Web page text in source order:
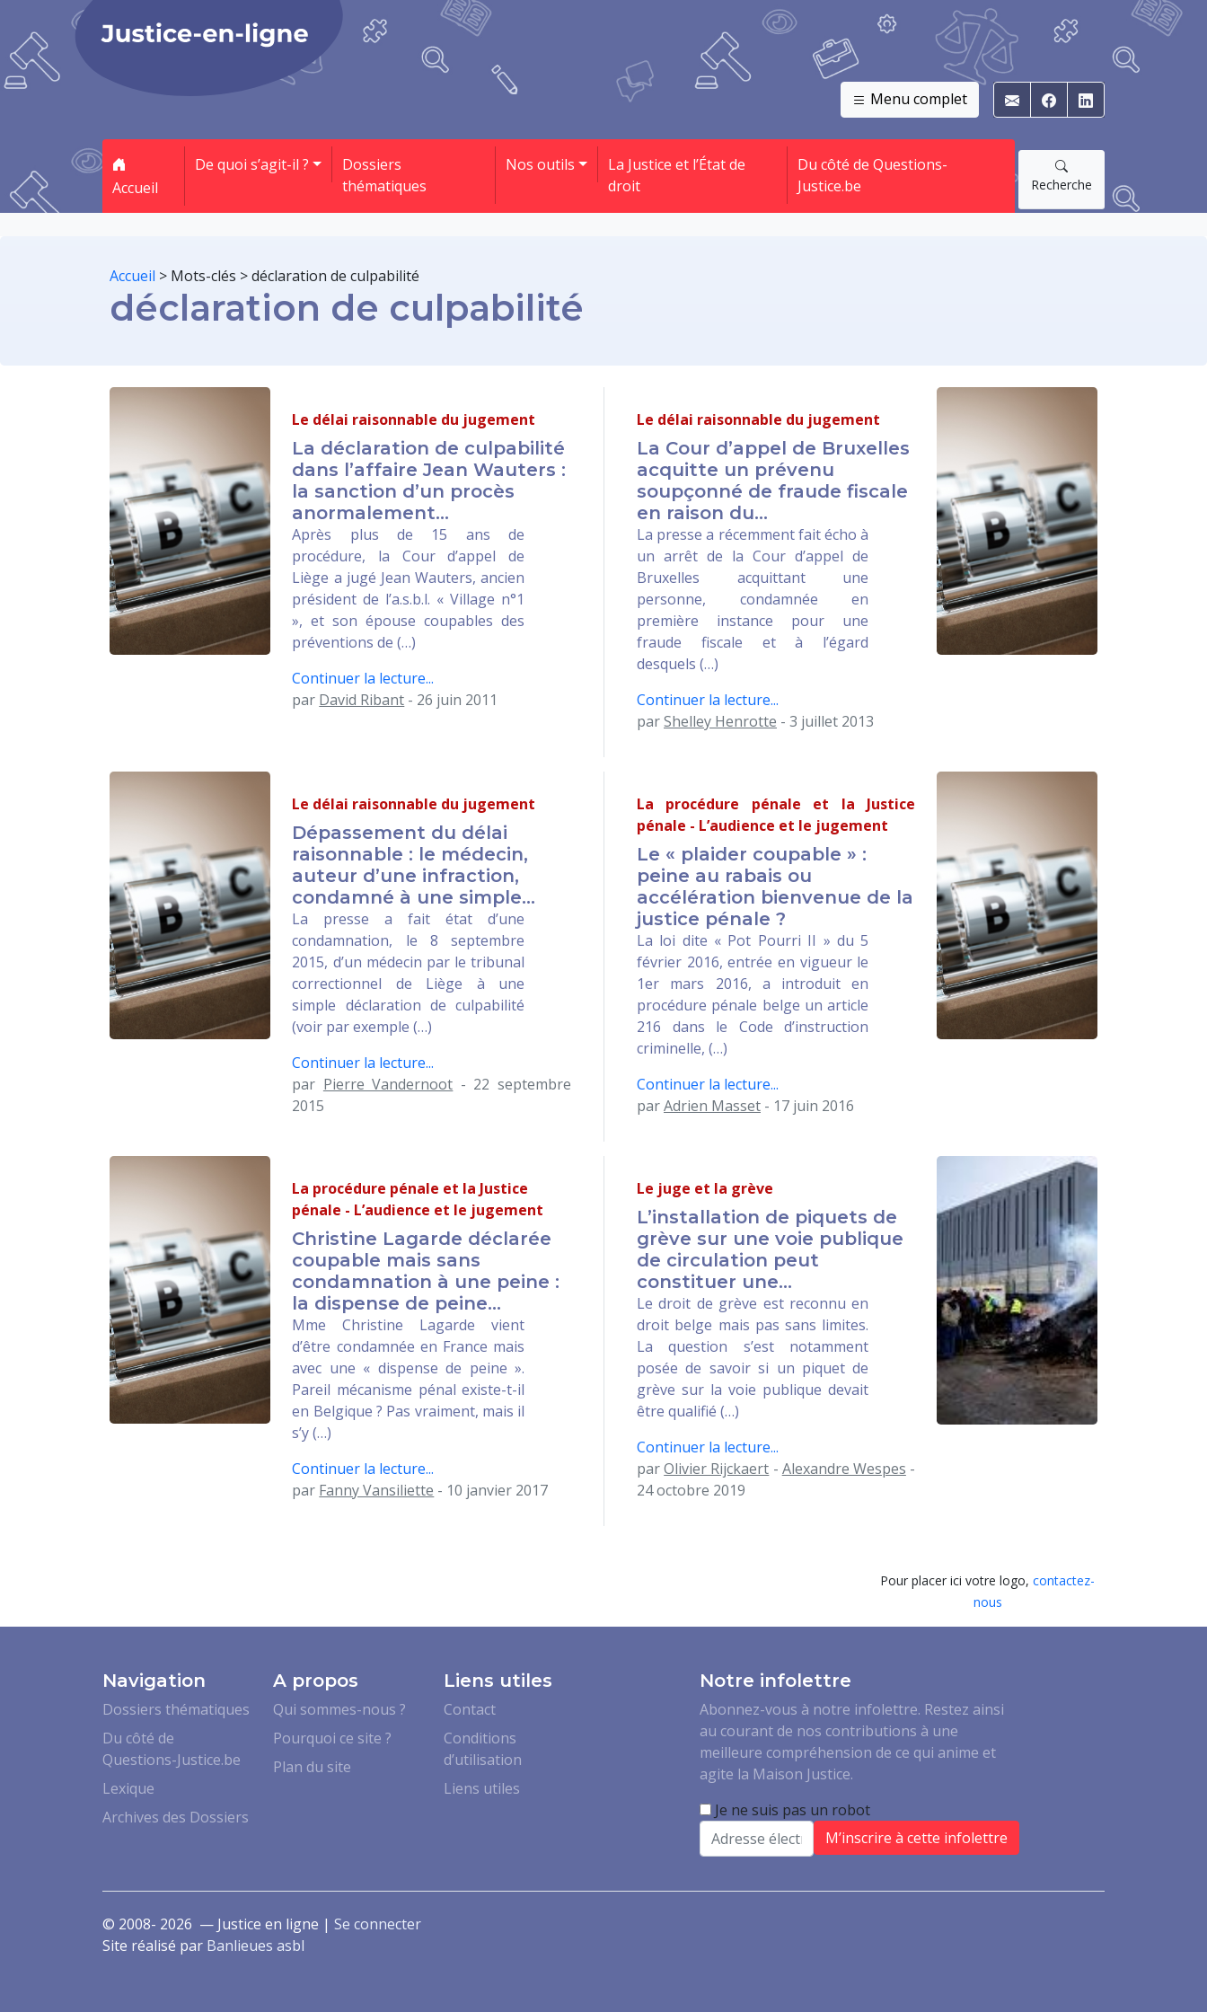
Menu complet E-mail Facebook
Accueil
De quoi s’agit-il ?
Dossiers
thématiques
Nos outils
La Justice et l’État de
droit
Du côté de Questions-
Justice.be
Recherche
Accueil > Mots-clés >déclaration de culpabilité
déclaration de culpabilité
Le délai raisonnable du jugement
La déclaration de culpabilité
dans l’affaire Jean Wauters :
la sanction d’un procès
anormalement...
Après plus de 15 ans de
procédure, la Cour d’appel de
Liège a jugé Jean Wauters, ancien
président de l’a.s.b.l. « Village n°1
», et son épouse coupables des
préventions de (…)
Continuer la lecture...
par David Ribant - 26 juin 2011
Le délai raisonnable du jugement
La Cour d’appel de Bruxelles
acquitte un prévenu
soupçonné de fraude fiscale
en raison du...
La presse a récemment fait écho à
un arrêt de la Cour d’appel de
Bruxelles acquittant une
personne, condamnée en
première instance pour une
fraude fiscale et à l’égard
desquels (…)
Continuer la lecture...
parShelley Henrotte - 3 juillet 2013
Le délai raisonnable du jugement
Dépassement du délai
raisonnable : le médecin,
auteur d’une infraction,
condamné à une simple...
La presse a fait état d’une
condamnation, le 8 septembre
2015, d’un médecin par le tribunal
correctionnel de Liège à une
simple déclaration de culpabilité
(voir par exemple (…)
Continuer la lecture...
par Pierre Vandernoot - 22 septembre
2015
La procédure pénale et la Justice
pénale - L’audience et le jugement
Le « plaider coupable » :
peine au rabais ou
accélération bienvenue de la
justice pénale ?
La loi dite « Pot Pourri II » du 5
février 2016, entrée en vigueur le
1er mars 2016, a introduit en
procédure pénale belge un article
216 dans le Code d’instruction
criminelle, (…)
Continuer la lecture...
parAdrien Masset - 17 juin 2016
La procédure pénale et la Justice
pénale - L’audience et le jugement
Christine Lagarde déclarée
coupable mais sans
condamnation à une peine :
la dispense de peine...
Mme Christine Lagarde vient
d’être condamnée en France mais
avec une « dispense de peine ».
Pareil mécanisme pénal existe-t-il
en Belgique ? Pas vraiment, mais il
s’y (…)
Continuer la lecture...
par Fanny Vansiliette - 10 janvier 2017
Le juge et la grève
L’installation de piquets de
grève sur une voie publique
de circulation peut
constituer une...
Le droit de grève est reconnu en
droit belge mais pas sans limites.
La question s’est notamment
posée de savoir si un piquet de
grève sur la voie publique devait
être qualifié (…)
Continuer la lecture...
parOlivier Rijckaert - Alexandre Wespes -
24 octobre 2019
Pour placer ici votre logo, contactez-
nous
Navigation
Dossiers thématiques
Du côté de
Questions-Justice.be
Lexique
Archives des Dossiers
A propos
Qui sommes-nous ?
Pourquoi ce site ?
Plan du site
Liens utiles
Contact
Conditions
d’utilisation
Liens utiles
Notre infolettre
Abonnez-vous à notre infolettre. Restez ainsi
au courant de nos contributions à une
meilleure compréhension de ce qui anime et
agite la Maison Justice.
Je ne suis pas un robot
Email
© 2008- 2026 — Justice en ligne | Se connecter
Site réalisé par Banlieues asbl